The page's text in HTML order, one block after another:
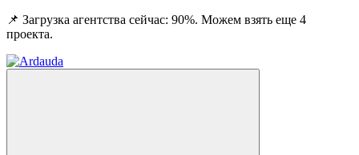
📌 Загрузка агентства сейчас: 90%. Можем взять еще 4
проекта.